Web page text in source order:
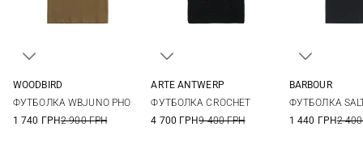
WOODBIRD
ФУТБОЛКА WBJUNO PHO
1 740 ГРН2 900 ГРН
ARTE ANTWERP
ФУТБОЛКА CROCHET
4 700 ГРН9 400 ГРН
BARBOUR
ФУТБОЛКА
1 440 ГРН2